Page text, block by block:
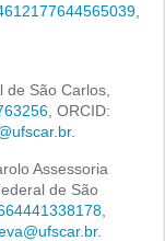
de São Carlos,
, ORCID:
.
Assessoria
de São
.